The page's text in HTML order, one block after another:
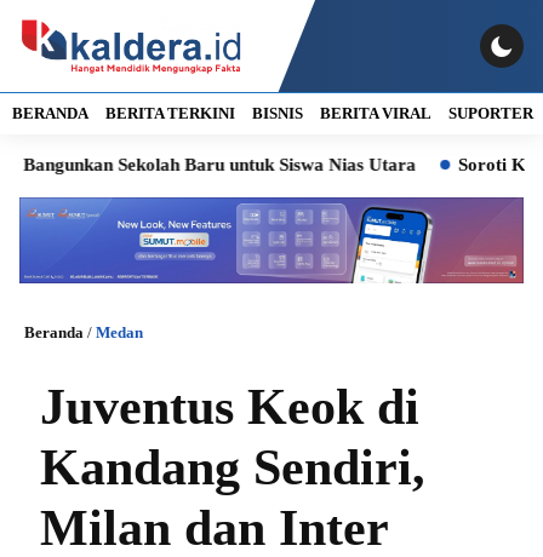
BERANDA BERITA TERKINI BISNIS BERITA VIRAL SUPORTER
Sekolah Baru untuk Siswa Nias Utara Soroti Kasus
Beranda / Medan
Juventus Keok di
Kandang Sendiri,
Milan dan Inter